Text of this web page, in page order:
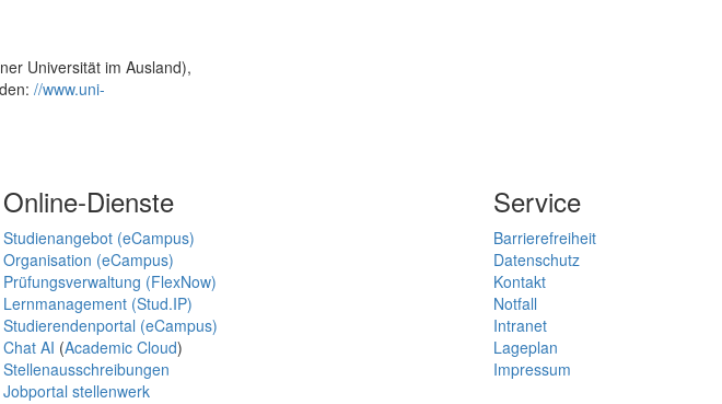
Universität im Ausland),
//www.uni-
Online-Dienste
Studienangebot (eCampus)
Organisation (eCampus)
Prüfungsverwaltung (FlexNow)
Lernmanagement (Stud.IP)
Studierendenportal (eCampus)
Chat AI (Academic Cloud)
Stellenausschreibungen
Jobportal stellenwerk
Service
Barrierefreiheit
Datenschutz
Kontakt
Notfall
Intranet
Lageplan
Impressum